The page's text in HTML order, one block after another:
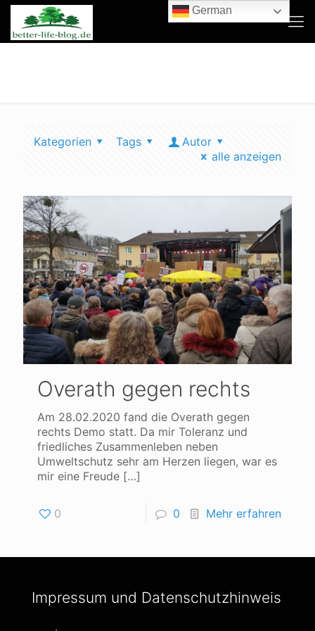
Kategorien Tags
Autor
alle anzeigen
Overath gegen rechts
Am 28.02.2020 fand die Overath gegen
rechts Demo statt. Da mir Toleranz und
friedliches Zusammenleben neben
Umweltschutz sehr am Herzen liegen, war es
mir eine Freude […]
0 0 Mehr erfahren
Impressum und Datenschutzhinweis
German